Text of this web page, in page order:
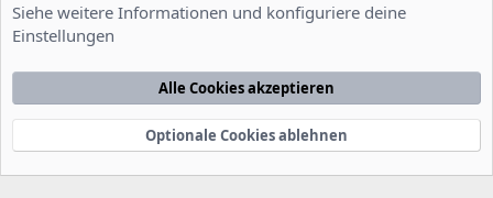
Nutzungsbedingungen Datenschutzerklärung
Startseite
e
Community platform by XenForo® © 2010-2022 XenForo Ltd.
xenDach©2010-2014
Siehe weitere Informationen und konfiguriere deine
Einstellungen
Alle Cookies akzeptieren
Optionale Cookies ablehnen